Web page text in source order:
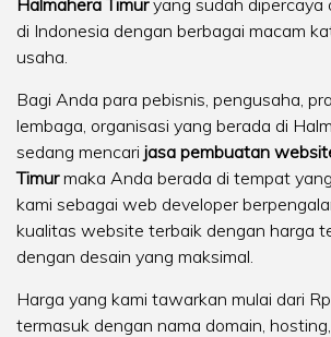
Halmahera Timuryang sudah dipercaya
di Indonesia dengan berbagai macam
usaha.
Bagi Anda para pebisnis, pengusaha,
lembaga, organisasi yang berada di
sedang mencari jasa pembuatan
Timurmaka Anda berada di tempat
kami sebagai web developer
kualitas website terbaik dengan harga
dengan desain yang maksimal.
Harga yang kami tawarkan mulai dari
termasuk dengan nama domain,